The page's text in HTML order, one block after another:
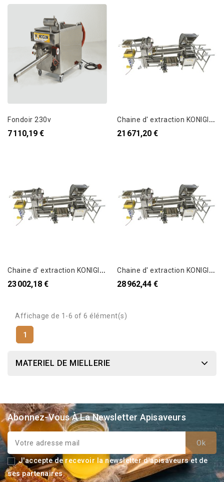
Fondoir 230v
7 110,19 €
C
haine d' extraction KONIGIN - KONIG LINE S
21 671,20 €
C
haine d' extraction KONIGIN - KONIG LINE L
23 002,18 €
C
haine d' extraction KONIGIN - KONIG LINE XL
28 962,44 €
Affichage de 1-6 of 6 élément(s)
1
MATERIEL DE MIELLERIE
Abonnez-Vous À La Newsletter Apisaveurs
J'accepte de recevoir la newsletter d'apisaveurs et de
ses partenaires.